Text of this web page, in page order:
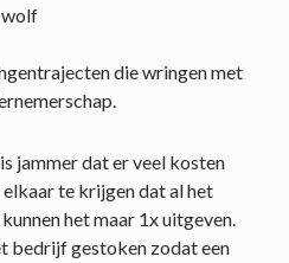
wolf
die wringen met
jammer dat er veel kosten
te krijgen dat al het
het maar 1x uitgeven.
bedrijf gestoken zodat een